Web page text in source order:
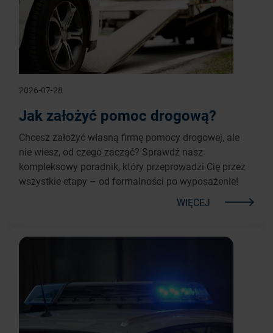
2026-07-28
Jak założyć pomoc drogową?
Chcesz założyć własną firmę pomocy drogowej, ale
nie wiesz, od czego zacząć? Sprawdź nasz
kompleksowy poradnik, który przeprowadzi Cię przez
wszystkie etapy – od formalności po wyposażenie!
WIĘCEJ